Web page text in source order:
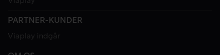
PARTNER-KUNDER
Viaplay indgår